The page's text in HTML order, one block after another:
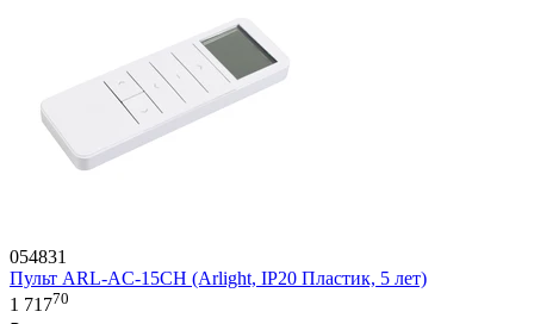
054831
Пульт ARL-AC-15CH (Arlight, IP20 Пластик, 5 лет)
1 71770